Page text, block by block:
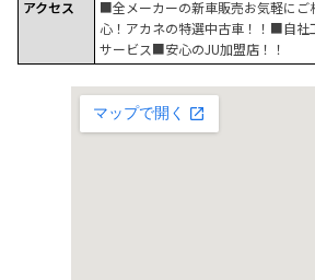
アクセス
■全メーカーの新車販売お気軽に
心！アカネの特選中古車！！■自社
サービス■安心のJU加盟店！！